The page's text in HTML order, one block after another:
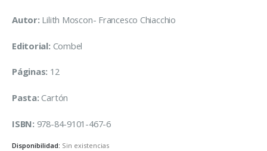
Autor: Lilith Moscon- Francesco Chiacchio
Editorial: Combel
Páginas: 12
Pasta: Cartón
ISBN: 978-84-9101-467-6
Disponibilidad: Sin existencias